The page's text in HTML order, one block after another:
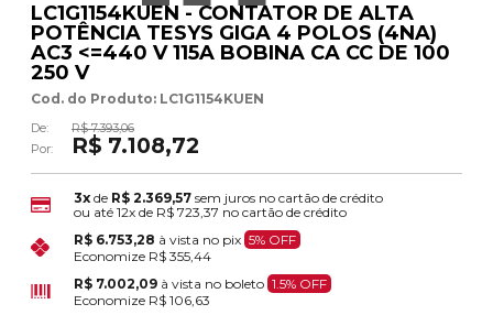
LC1G1154KUEN - CONTATOR DE ALTA
POTÊNCIA TESYS GIGA 4 POLOS (4NA)
AC3 <=440 V 115A BOBINA CA CC DE 100
250 V
Cod. do Produto: LC1G1154KUEN
De:
R$ 7.393,06
Por:
R$ 7.108,72
3x de R$ 2.369,57 sem juros no cartão de crédito
ou até12x de R$ 723,37 no cartão de crédito
R$ 6.753,28 à vista no pix 5% OFF
Economize R$ 355,44
R$ 7.002,09 à vista no boleto 1.5% OFF
Economize R$ 106,63